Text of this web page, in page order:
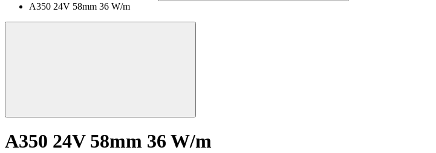
A350 24V 58mm 36 W/m
A350 24V 58mm 36 W/m